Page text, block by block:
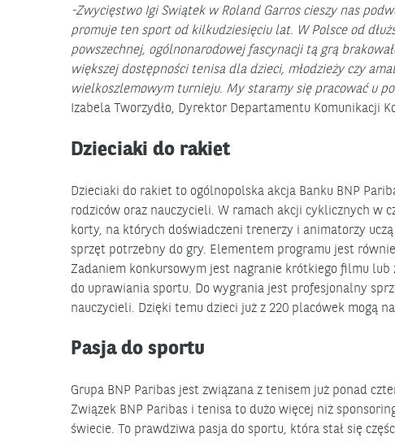
-Zwycięstwo Igi Swiątek w Roland Garros cieszy nas
promuje ten sport od kilkudziesięciu lat. W Polsce od
powszechnej, ogólnonarodowej fascynacji tą grą
większej dostępności tenisa dla dzieci, młodzieży czy
wielkoszlemowym turnieju. My staramy się pracować u
Izabela Tworzydło, Dyrektor Departamentu Komunikacji
Dzieciaki do rakiet
Dzieciaki do rakiet to ogólnopolska akcja Banku BNP
rodziców oraz nauczycieli. W ramach akcji cyklicznych w
korty, na których doświadczeni trenerzy i animatorzy
sprzęt potrzebny do gry. Elementem programu jest
Zadaniem konkursowym jest nagranie krótkiego filmu
do uprawiania sportu. Do wygrania jest profesjonalny
nauczycieli. Dzięki temu dzieci już z 220 placówek mogą
Pasja do sportu
Grupa BNP Paribas jest związana z tenisem już ponad
Związek BNP Paribas i tenisa to dużo więcej niż
świecie. To prawdziwa pasja do sportu, która stał się